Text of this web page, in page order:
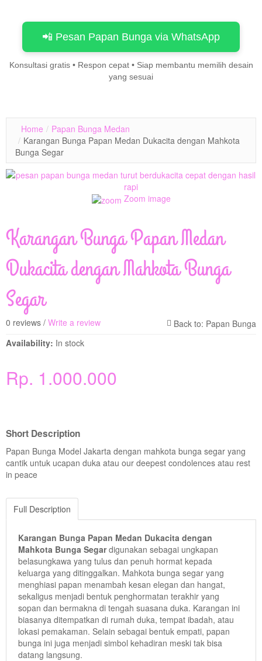
📲 Pesan Papan Bunga via WhatsApp
Konsultasi gratis • Respon cepat • Siap membantu memilih desain
yang sesuai
Home / Papan Bunga Medan
/ Karangan Bunga Papan Medan Dukacita dengan Mahkota
Bunga Segar
Zoom image
Karangan Bunga Papan Medan
Dukacita dengan Mahkota Bunga
Segar
0 reviews / Write a review
Availability: In stock
Rp. 1.000.000
Short Description
Papan Bunga Model Jakarta dengan mahkota bunga segar yang
cantik untuk ucapan duka atau our deepest condolences atau rest
in peace
Full Description
Karangan Bunga Papan Medan Dukacita dengan
Mahkota Bunga Segardigunakan sebagai ungkapan
belasungkawa yang tulus dan penuh hormat kepada
keluarga yang ditinggalkan. Mahkota bunga segar yang
menghiasi papan menambah kesan elegan dan hangat,
sekaligus menjadi bentuk penghormatan terakhir yang
sopan dan bermakna di tengah suasana duka. Karangan ini
biasanya ditempatkan di rumah duka, tempat ibadah, atau
lokasi pemakaman. Selain sebagai bentuk empati, papan
bunga ini juga menjadi simbol kehadiran meski tak bisa
datang langsung.